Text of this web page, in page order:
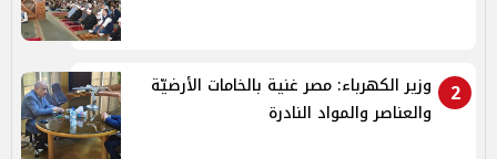
2
وزير الكهرباء: مصر غنية بالخامات الأرضيّة
والعناصر والمواد النادرة